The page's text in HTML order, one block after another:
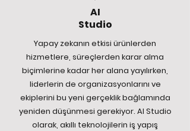
AI
Studio
Yapay zekanın etkisi ürünlerden
hizmetlere, süreçlerden karar alma
biçimlerine kadar her alana yayılırken,
liderlerin de organizasyonlarını ve
ekiplerini bu yeni gerçeklik bağlamında
yeniden düşünmesi gerekiyor. AI Studio
olarak, akıllı teknolojilerin iş yapış